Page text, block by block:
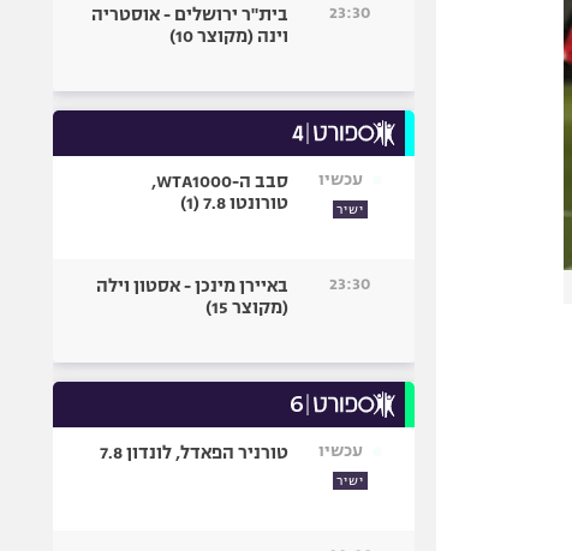
23:30
בית"ר ירושלים - אוסטריה
וינה (מקוצר 10)
עכשיו
ישיר
סבב ה-WTA1000,
טורונטו 7.8 (1)
23:30
באיירן מינכן - אסטון וילה
(מקוצר 15)
עכשיו
ישיר
טורניר הפאדל, לונדון 7.8